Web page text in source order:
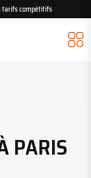
tarifs compétitifs
PARIS